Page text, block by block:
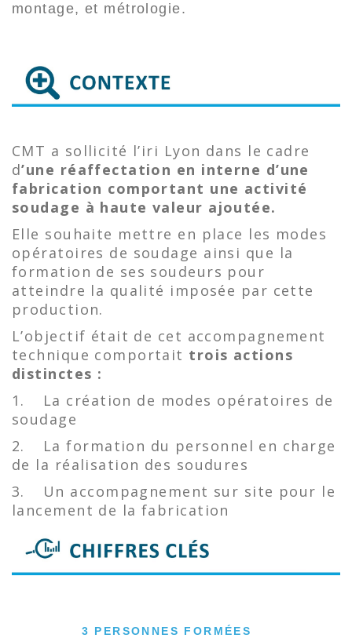
montage, et métrologie.
CMT a sollicité l’iri Lyon dans le cadre
d’une réaffectation en interne d’une
fabrication comportant une activité
soudage à haute valeur ajoutée.
Elle souhaite mettre en place les modes
opératoires de soudage ainsi que la
formation de ses soudeurs pour
atteindre la qualité imposée par cette
production.
L’objectif était de cet accompagnement
technique comportait trois actions
distinctes :
1.
La création de modes opératoires de
soudage
2.
La formation du personnel en charge
de la réalisation des soudures
3.
Un accompagnement sur site pour le
lancement de la fabrication
3 PERSONNES FORMÉES